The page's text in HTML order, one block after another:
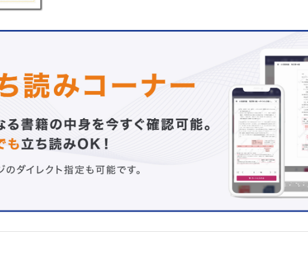
5 上部消化管浸潤を伴う局所進行結腸癌に対する外科的治療戦略
6 泌尿生殖器系臓器への浸潤をきたす大腸癌に対する手術
倉敷中央病院外科 横田 満他
8 腹膜播種を伴う大腸癌に対する手術
福井大学医学部医学科器官制御医学講座外科学⑴ 森川 充洋他
消化器外科手術アトラス
膵頭部癌に対する系統的リンパ節郭清を伴う膵頭十二指腸切除術；
上腸間膜動脈神経叢を温存した上腸間膜動脈周囲全周リンパ節郭清
金沢大学医薬保健研究域医学系肝胆膵・移植外科学 牧野 勇他
手術支援ロボットANSUR サージカルユニットの特徴・魅力・期待
国立がん研究センター東病院医療機器開発推進部門/同大腸外科 長
症例報告